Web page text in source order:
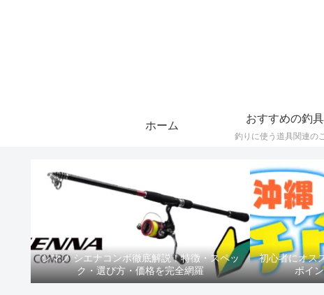
ホーム
おすすめの釣具
釣りに使う道具関連の
シマノ シエナコンボ徹底解説！特徴・スペッ
ク・選び方・価格を完全網羅
初心者にオス
ポイ